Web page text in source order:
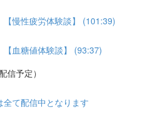
慢性疲労体験談】 (101:39)
血糖値体験談】 (93:37)
信予定）
全て配信中となります